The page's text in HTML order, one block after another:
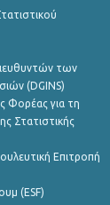
των
(DGINS)
Φορέας για τη
Στατιστικής
Επιτροπή
(ESF)